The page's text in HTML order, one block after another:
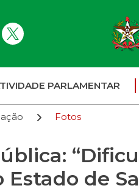
PARLAMENTAR
Fotos
de